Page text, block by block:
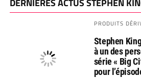
DERNIÈRES ACTUS STEPHEN
PRODUITS
Stephen
à un des
série « Big
pour